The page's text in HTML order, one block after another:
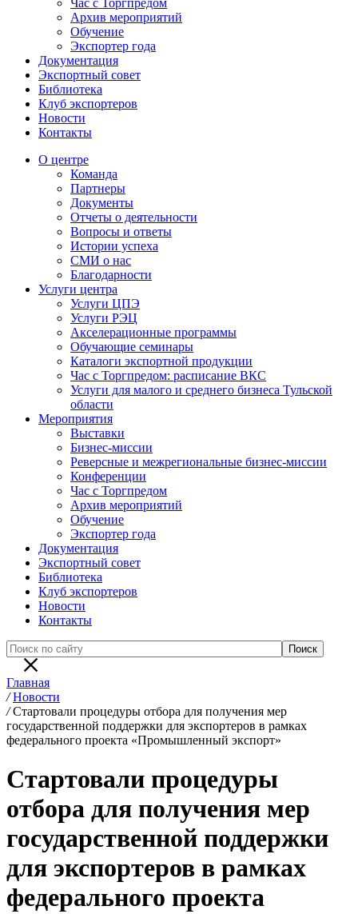
Час с Торгпредом
Архив мероприятий
Обучение
Экспортер года
Документация
Экспортный совет
Библиотека
Клуб экспортеров
Новости
Контакты
О центре
Команда
Партнеры
Документы
Отчеты о деятельности
Вопросы и ответы
Истории успеха
СМИ о нас
Благодарности
Услуги центра
Услуги ЦПЭ
Услуги РЭЦ
Акселерационные программы
Обучающие семинары
Каталоги экспортной продукции
Час с Торгпредом: расписание ВКС
Услуги для малого и среднего бизнеса Тульской
области
Мероприятия
Выставки
Бизнес-миссии
Реверсные и межрегиональные бизнес-миссии
Конференции
Час с Торгпредом
Архив мероприятий
Обучение
Экспортер года
Документация
Экспортный совет
Библиотека
Клуб экспортеров
Новости
Контакты
Главная
/ Новости
/ Стартовали процедуры отбора для получения мер
государственной поддержки для экспортеров в рамках
федерального проекта «Промышленный экспорт»
Стартовали процедуры
отбора для получения мер
государственной поддержки
для экспортеров в рамках
федерального проекта